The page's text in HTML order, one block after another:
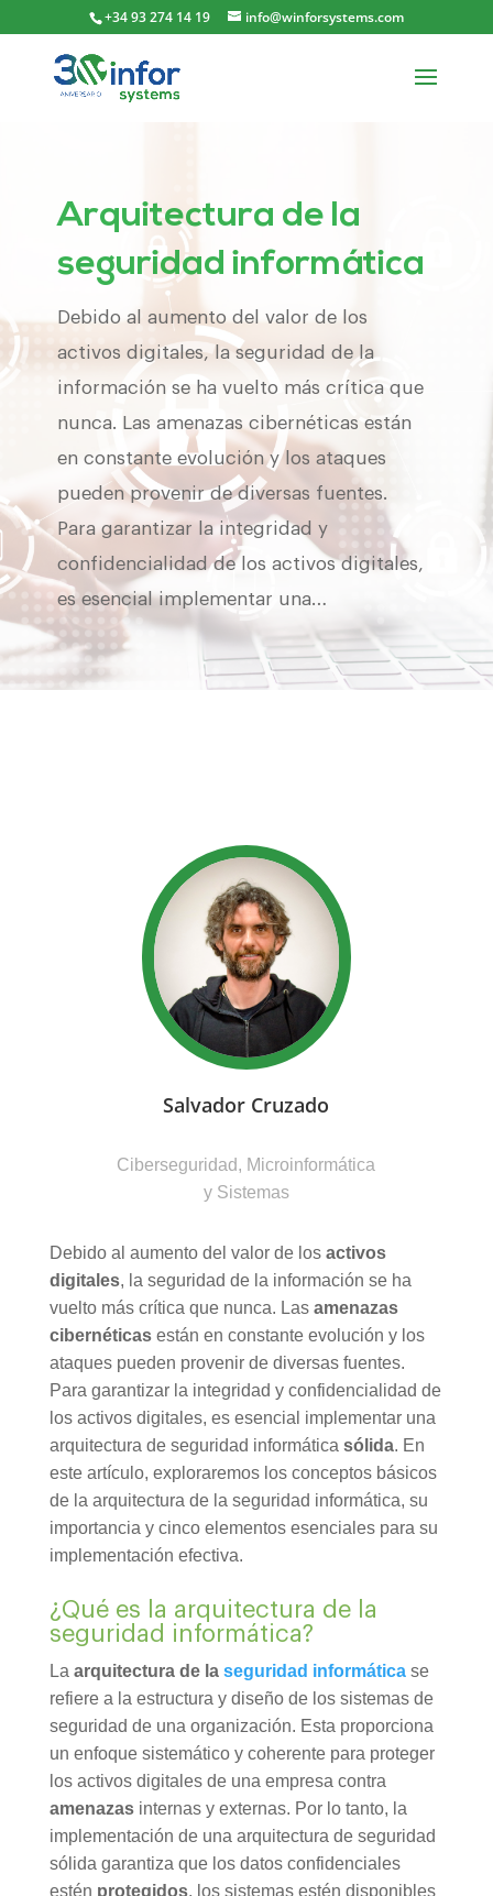
+34 93 274 14 19 info@winforsystems.com
Arquitectura de la
seguridad informática
Debido al aumento del valor de los
activos digitales, la seguridad de la
información se ha vuelto más crítica que
nunca. Las amenazas cibernéticas están
en constante evolución y los ataques
pueden provenir de diversas fuentes.
Para garantizar la integridad y
confidencialidad de los activos digitales,
es esencial implementar una…
Salvador Cruzado
Ciberseguridad, Microinformática
y Sistemas
Debido al aumento del valor de los activos
digitales, la seguridad de la información se ha
vuelto más crítica que nunca. Las amenazas
cibernéticasestán en constante evolución y los
ataques pueden provenir de diversas fuentes.
Para garantizar la integridad y confidencialidad de
los activos digitales, es esencial implementar una
arquitectura de seguridad informática sólida. En
este artículo, exploraremos los conceptos básicos
de la arquitectura de la seguridad informática, su
importancia y cinco elementos esenciales para su
implementación efectiva.
¿Qué es la arquitectura de la
seguridad informática?
La arquitectura de la seguridad informáticase
refiere a la estructura y diseño de los sistemas de
seguridad de una organización. Esta proporciona
un enfoque sistemático y coherente para proteger
los activos digitales de una empresa contra
amenazas internas y externas. Por lo tanto, la
implementación de una arquitectura de seguridad
sólida garantiza que los datos confidenciales
estén protegidos, los sistemas estén disponibles